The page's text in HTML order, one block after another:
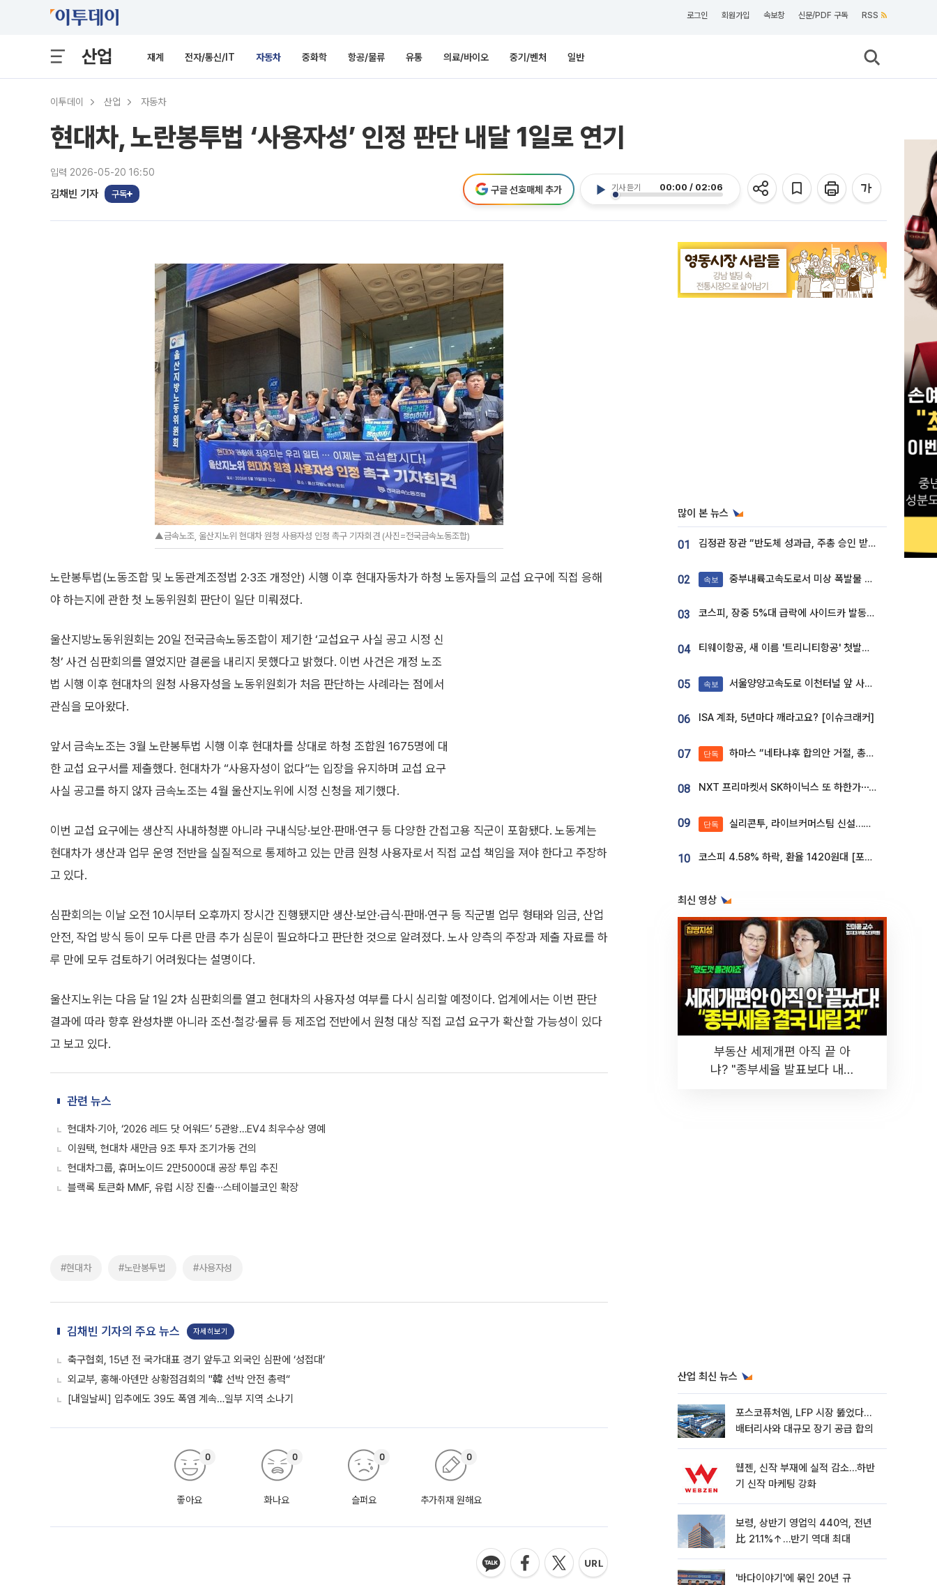
로그인 회원가입 속보창 신문/PDF 구독 RSS
산업 재계 전자/통신/IT 자동차 중화학 항공/물류 유통 의료/바이오 중기/벤처 일반
이투데이 산업 자동차
현대차, 노란봉투법 ‘사용자성’ 인정 판단 내달 1일로 연기
입력 2026-05-20 16:50
김채빈 기자 구독
기사 듣기 00:00 / 02:06
구글 선호매체 추가
▲금속노조, 울산지노위 현대차 원청 사용자성 인정 촉구 기자회견 (사진=전국금속노동조합)
노란봉투법(노동조합 및 노동관계조정법 2·3조 개정안) 시행 이후 현대자동차가 하청 노동자들의 교섭 요구에 직접 응해
야 하는지에 관한 첫 노동위원회 판단이 일단 미뤄졌다.
울산지방노동위원회는 20일 전국금속노동조합이 제기한 ‘교섭요구 사실 공고 시정 신
청’ 사건 심판회의를 열었지만 결론을 내리지 못했다고 밝혔다. 이번 사건은 개정 노조
법 시행 이후 현대차의 원청 사용자성을 노동위원회가 처음 판단하는 사례라는 점에서
관심을 모아왔다.
앞서 금속노조는 3월 노란봉투법 시행 이후 현대차를 상대로 하청 조합원 1675명에 대
한 교섭 요구서를 제출했다. 현대차가 “사용자성이 없다”는 입장을 유지하며 교섭 요구
사실 공고를 하지 않자 금속노조는 4월 울산지노위에 시정 신청을 제기했다.
이번 교섭 요구에는 생산직 사내하청뿐 아니라 구내식당·보안·판매·연구 등 다양한 간접고용 직군이 포함됐다. 노동계는
현대차가 생산과 업무 운영 전반을 실질적으로 통제하고 있는 만큼 원청 사용자로서 직접 교섭 책임을 져야 한다고 주장하
고 있다.
심판회의는 이날 오전 10시부터 오후까지 장시간 진행됐지만 생산·보안·급식·판매·연구 등 직군별 업무 형태와 임금, 산업
안전, 작업 방식 등이 모두 다른 만큼 추가 심문이 필요하다고 판단한 것으로 알려졌다. 노사 양측의 주장과 제출 자료를 하
루 만에 모두 검토하기 어려웠다는 설명이다.
울산지노위는 다음 달 1일 2차 심판회의를 열고 현대차의 사용자성 여부를 다시 심리할 예정이다. 업계에서는 이번 판단
결과에 따라 향후 완성차뿐 아니라 조선·철강·물류 등 제조업 전반에서 원청 대상 직접 교섭 요구가 확산할 가능성이 있다
고 보고 있다.
관련 뉴스
현대차·기아, ‘2026 레드 닷 어워드’ 5관왕…EV4 최우수상 영예
이원택, 현대차 새만금 9조 투자 조기가동 건의
현대차그룹, 휴머노이드 2만5000대 공장 투입 추진
블랙록 토큰화 MMF, 유럽 시장 진출∙∙∙스테이블코인 확장
#현대차 #노란봉투법 #사용자성
김채빈 기자의 주요 뉴스 자세히보기
축구협회, 15년 전 국가대표 경기 앞두고 외국인 심판에 ‘성접대’
외교부, 홍해·아덴만 상황점검회의 "韓 선박 안전 총력“
[내일날씨] 입추에도 39도 폭염 계속…일부 지역 소나기
좋아요
0
화나요
0
슬퍼요
0
추가취재 원해요
0
많이 본 뉴스
01 김정관 장관 “반도체 성과급, 주총 승인 받도록”…상법·자본시장법 개정 시사
02 속보 중부내륙고속도로서 미상 폭발물 발견
03 코스피, 장중 5%대 급락에 사이드카 발동…삼성·SK 동반 폭락
04 티웨이항공, 새 이름 '트리니티항공' 첫발…SSC 전략 본격화
05 속보 서울양양고속도로 이천터널 앞 사고 발생
06 ISA 계좌, 5년마다 깨라고요? [이슈크래커]
07 단독 하마스 “네타냐후 합의안 거절, 총선 앞두고 시간 끌기”
08 NXT 프리마켓서 SK하이닉스 또 하한가⋯‘11주 거래’에 시초가 왜곡
09 단독 실리콘투, 라이브커머스팀 신설…K뷰티 ‘글로벌 판매망’ 확대[K뷰티 라방戰]
10 코스피 4.58% 하락, 환율 1420원대 [포토]
최신 영상
부동산 세제개편 아직 끝 아
냐? "종부세율 발표보다 내릴
산업 최신 뉴스
포스코퓨처엠, LFP 시장 뚫었다…
배터리사와 대규모 장기 공급 합의
웹젠, 신작 부재에 실적 감소…하반
기 신작 마케팅 강화
보령, 상반기 영업익 440억, 전년
比 21.1%↑…반기 역대 최대
'바다이야기'에 묶인 20년 규